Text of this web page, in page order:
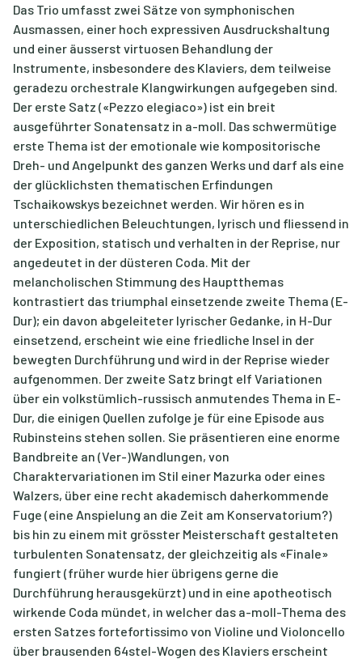
Das Trio umfasst zwei Sätze von symphonischen
Ausmassen, einer hoch expressiven Ausdruckshaltung
und einer äusserst virtuosen Behandlung der
Instrumente, insbesondere des Klaviers, dem teilweise
geradezu orchestrale Klangwirkungen aufgegeben sind.
Der erste Satz («Pezzo elegiaco») ist ein breit
ausgeführter Sonatensatz in a-moll. Das schwermütige
erste Thema ist der emotionale wie kompositorische
Dreh- und Angelpunkt des ganzen Werks und darf als eine
der glücklichsten thematischen Erfindungen
Tschaikowskys bezeichnet werden. Wir hören es in
unterschiedlichen Beleuchtungen, lyrisch und fliessend in
der Exposition, statisch und verhalten in der Reprise, nur
angedeutet in der düsteren Coda. Mit der
melancholischen Stimmung des Hauptthemas
kontrastiert das triumphal einsetzende zweite Thema (E-
Dur); ein davon abgeleiteter lyrischer Gedanke, in H-Dur
einsetzend, erscheint wie eine friedliche Insel in der
bewegten Durchführung und wird in der Reprise wieder
aufgenommen. Der zweite Satz bringt elf Variationen
über ein volkstümlich-russisch anmutendes Thema in E-
Dur, die einigen Quellen zufolge je für eine Episode aus
Rubinsteins stehen sollen. Sie präsentieren eine enorme
Bandbreite an (Ver-)Wandlungen, von
Charaktervariationen im Stil einer Mazurka oder eines
Walzers, über eine recht akademisch daherkommende
Fuge (eine Anspielung an die Zeit am Konservatorium?)
bis hin zu einem mit grösster Meisterschaft gestalteten
turbulenten Sonatensatz, der gleichzeitig als «Finale»
fungiert (früher wurde hier übrigens gerne die
Durchführung herausgekürzt) und in eine apotheotisch
wirkende Coda mündet, in welcher das a-moll-Thema des
ersten Satzes fortefortissimo von Violine und Violoncello
über brausenden 64stel-Wogen des Klaviers erscheint